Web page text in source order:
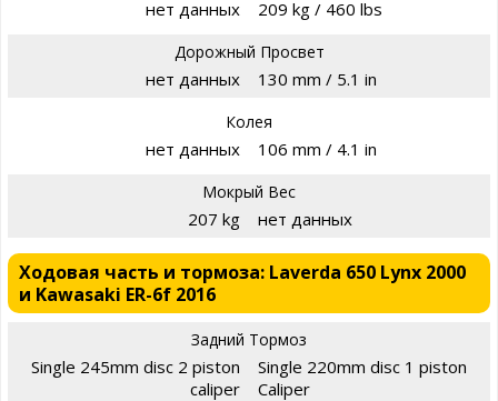
нет данных 209 kg / 460 lbs
Дорожный Просвет
нет данных 130 mm / 5.1 in
Колея
нет данных 106 mm / 4.1 in
Мокрый Вес
207 kg нет данных
Ходовая часть и тормоза: Laverda 650 Lynx 2000
и Kawasaki ER-6f 2016
Задний Тормоз
Single 245mm disc 2 piston
caliper
Single 220mm disc 1 piston
Caliper